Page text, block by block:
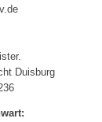
Duisburg